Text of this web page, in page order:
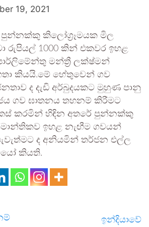
19, 2021
පුන්නක්කු කිලෝග්‍රෑමයක මිල
රුපියල් 1000 කින් එකවර ඉහළ
මන්ත්‍රී ලක්ෂ්මන්
කියයි.මේ හේතුවෙන් ගව
ද දැඩි අර්බුදයකට මුහුණ පානු
ගව ඝාතනය තහනම් කිරීමට
කරමින් හිඳින අතරේ පුන්නක්කු
ඉහළ නැඟීම ගවයන්
ද අනියමින් තර්ජන එල්ල
කියති.
ඉන්දියාවේ